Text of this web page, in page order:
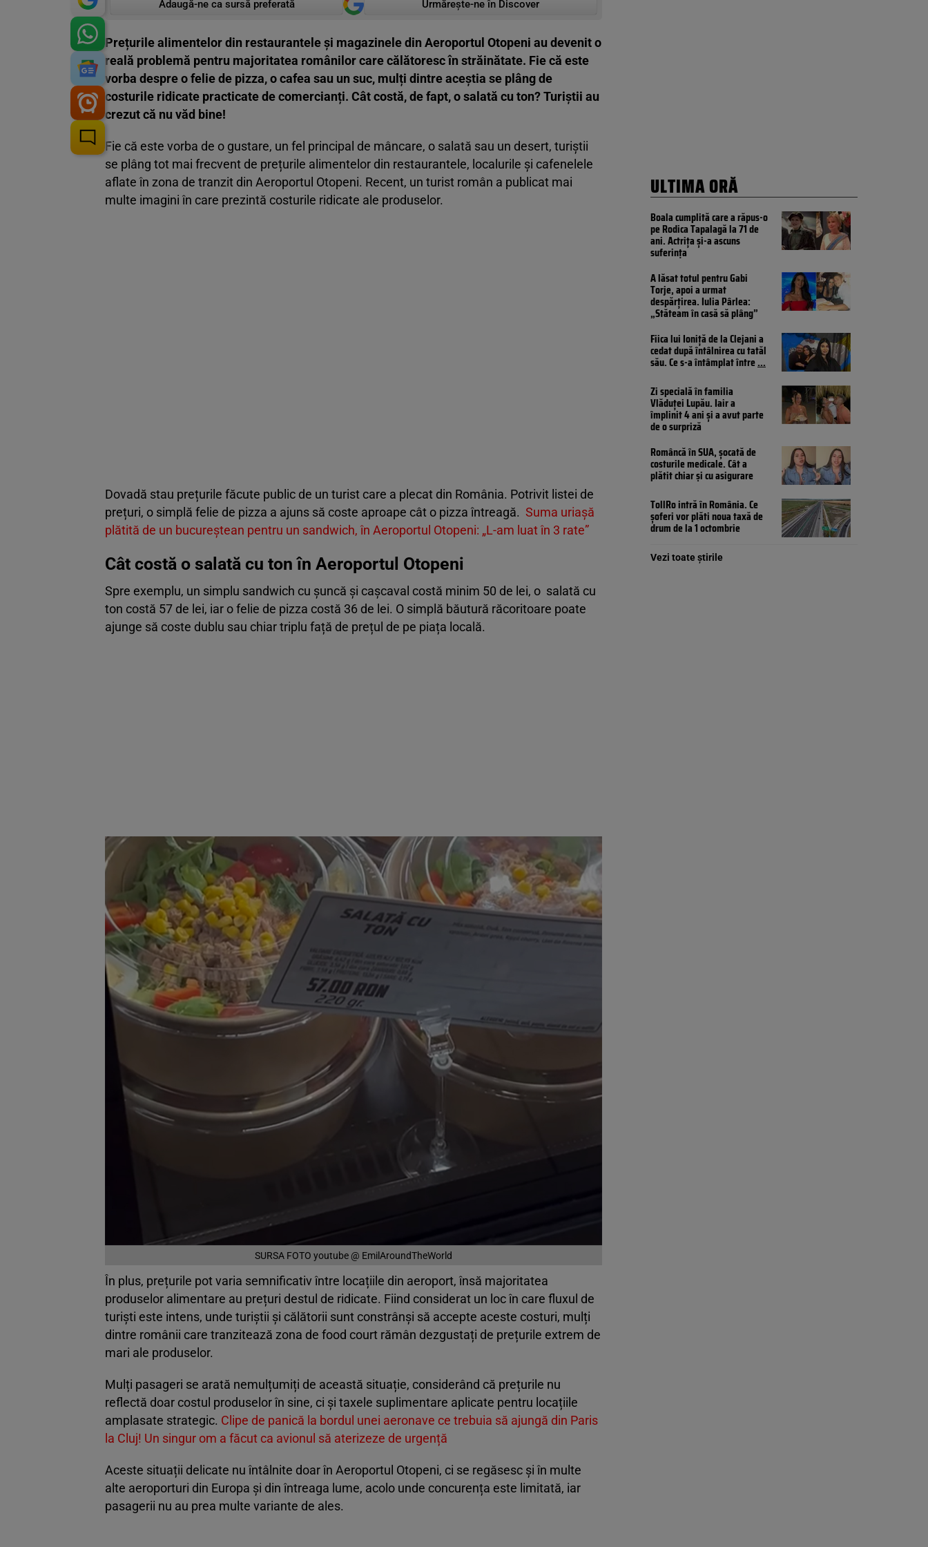
Adaugă-ne ca sursă preferată Urmărește-ne în Discover
Prețurile alimentelor din restaurantele și magazinele din Aeroportul Otopeni au devenit o
reală problemă pentru majoritatea românilor care călătoresc în străinătate. Fie că este
vorba despre o felie de pizza, o cafea sau un suc, mulți dintre aceștia se plâng de
costurile ridicate practicate de comercianți. Cât costă, de fapt, o salată cu ton? Turiștii au
crezut că nu văd bine!
Fie că este vorba de o gustare, un fel principal de mâncare, o salată sau un desert, turiștii
se plâng tot mai frecvent de prețurile alimentelor din restaurantele, localurile și cafenelele
aflate în zona de tranzit din Aeroportul Otopeni. Recent, un turist român a publicat mai
multe imagini în care prezintă costurile ridicate ale produselor.
Dovadă stau prețurile făcute public de un turist care a plecat din România. Potrivit listei de
prețuri, o simplă felie de pizza a ajuns să coste aproape cât o pizza întreagă. Suma uriașă
plătită de un bucureștean pentru un sandwich, în Aeroportul Otopeni: „L-am luat în 3 rate”
Cât costă o salată cu ton în Aeroportul Otopeni
Spre exemplu, un simplu sandwich cu șuncă și cașcaval costă minim 50 de lei, o salată cu
ton costă 57 de lei, iar o felie de pizza costă 36 de lei. O simplă băutură răcoritoare poate
ajunge să coste dublu sau chiar triplu față de prețul de pe piața locală.
SURSA FOTO youtube @ EmilAroundTheWorld
În plus, prețurile pot varia semnificativ între locațiile din aeroport, însă majoritatea
produselor alimentare au prețuri destul de ridicate. Fiind considerat un loc în care fluxul de
turiști este intens, unde turiștii și călătorii sunt constrânși să accepte aceste costuri, mulți
dintre românii care tranzitează zona de food court rămân dezgustați de prețurile extrem de
mari ale produselor.
Mulți pasageri se arată nemulțumiți de această situație, considerând că prețurile nu
reflectă doar costul produselor în sine, ci și taxele suplimentare aplicate pentru locațiile
amplasate strategic. Clipe de panică la bordul unei aeronave ce trebuia să ajungă din Paris
la Cluj! Un singur om a făcut ca avionul să aterizeze de urgență
Aceste situații delicate nu întâlnite doar în Aeroportul Otopeni, ci se regăsesc și în multe
alte aeroporturi din Europa și din întreaga lume, acolo unde concurența este limitată, iar
pasagerii nu au prea multe variante de ales.
ULTIMA ORĂ
Boala cumplită care a răpus-o
pe Rodica Tapalagă la 71 de
ani. Actrița și-a ascuns
suferința
A lăsat totul pentru Gabi
Torje, apoi a urmat
despărțirea. Iulia Pârlea:
„Stăteam în casă să plâng”
Fiica lui Ioniță de la Clejani a
cedat după întâlnirea cu tatăl
său. Ce s-a întâmplat între...
Zi specială în familia
Vlăduței Lupău. Iair a
împlinit 4 ani și a avut parte
de o surpriză
Româncă în SUA, șocată de
costurile medicale. Cât a
plătit chiar și cu asigurare
TollRo intră în România. Ce
șoferi vor plăti noua taxă de
drum de la 1 octombrie
Vezi toate știrile